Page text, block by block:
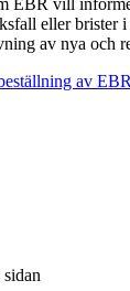
EBR vill
eller brister i
av nya och
av